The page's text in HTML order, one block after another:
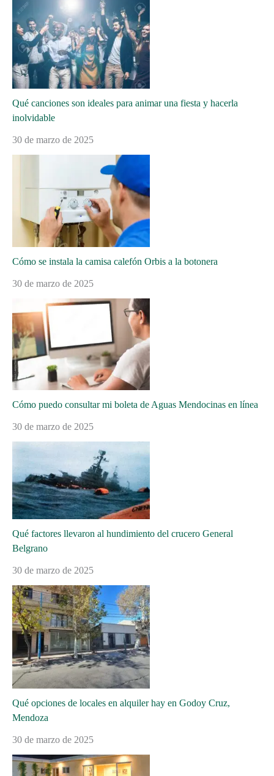
Qué canciones son ideales para animar una fiesta y hacerla
inolvidable
30 de marzo de 2025
Cómo se instala la camisa calefón Orbis a la botonera
30 de marzo de 2025
Cómo puedo consultar mi boleta de Aguas Mendocinas en línea
30 de marzo de 2025
Qué factores llevaron al hundimiento del crucero General
Belgrano
30 de marzo de 2025
Qué opciones de locales en alquiler hay en Godoy Cruz,
Mendoza
30 de marzo de 2025